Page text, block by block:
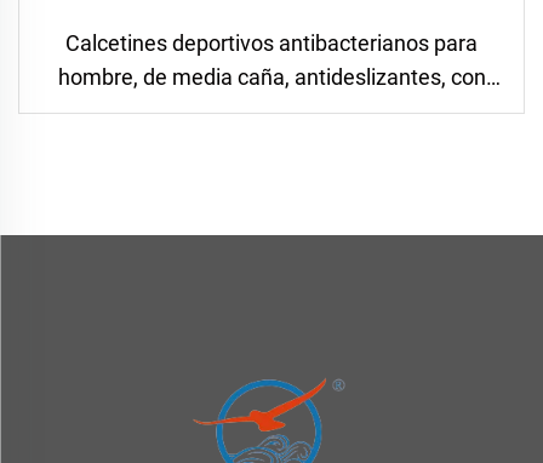
Calcetines deportivos antibacterianos para
hombre, de media caña, antideslizantes, con
fondo de toalla reforzado, para entrenamiento y